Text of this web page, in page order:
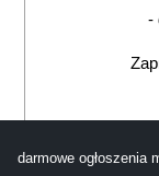
-
darmowe ogłoszenia